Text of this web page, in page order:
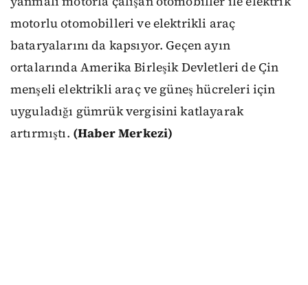
motorlu otomobilleri ve elektrikli araç
bataryalarını da kapsıyor. Geçen ayın
ortalarında Amerika Birleşik Devletleri de Çin
menşeli elektrikli araç ve güneş hücreleri için
uyguladığı gümrük vergisini katlayarak
artırmıştı. (Haber Merkezi)